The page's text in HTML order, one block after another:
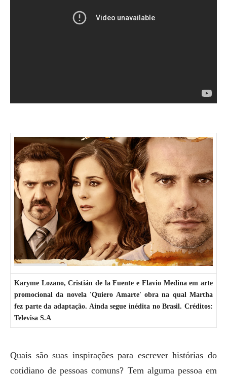
Karyme Lozano, Cristián de la Fuente e Flavio Medina em arte
promocional da novela 'Quiero Amarte' obra na qual Martha
fez parte da adaptação. Ainda segue inédita no Brasil. Créditos:
Televisa S.A
Quais são suas inspirações para escrever histórias do
cotidiano de pessoas comuns? Tem alguma pessoa em